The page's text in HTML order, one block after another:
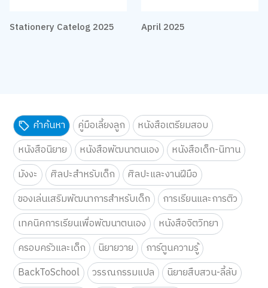
Stationery Catelog 2025 April 2025
คำค้นหา คู่มือเลี้ยงลูก
หนังสือเตรียมสอบ
หนังสือนิยาย
หนังสือพัฒนาตนเอง
หนังสือเด็ก-นิทาน
มังงะ
ศิลปะสำหรับเด็ก
ศิลปะและงานฝีมือ
ของเล่นเสริมพัฒนาการสำหรับเด็ก
การเรียนและการติว
เทคนิคการเรียนเพื่อพัฒนาตนเอง
หนังสือจิตวิทยา
ครอบครัวและเด็ก
นิยายวาย
การ์ตูนความรู้
BackToSchool
วรรณกรรมแปล
นิยายสืบสวน-ลี้ลับ